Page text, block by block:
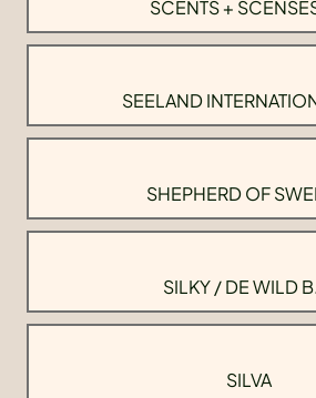
SCENTS +
SEELAND
SHEPHERD OF
SILKY / DE WILD
SILVA